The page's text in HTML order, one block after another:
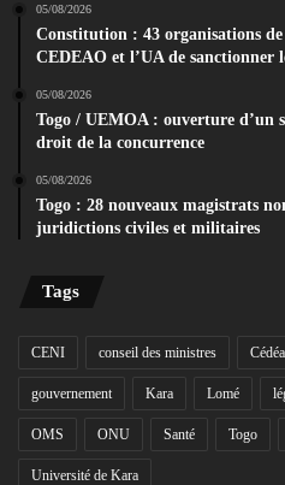
05/08/2026
Constitution : 43 organisations
CEDEAO et l’UA de sanctionner
05/08/2026
Togo / UEMOA : ouverture d’un
droit de la concurrence
05/08/2026
Togo : 28 nouveaux magistrats
juridictions civiles et militaires
Tags
CENI conseil des ministres
gouvernement Kara Lomé
OMS ONU Santé Togo
Université de Kara